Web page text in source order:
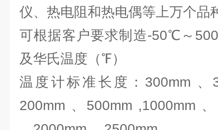
仪、热电阻和热电偶等上万个
可根据客户要求制造-50℃～
及华氏温度（℉）
温度计标准长度：300mm 、
200mm 、500mm ,1000mm